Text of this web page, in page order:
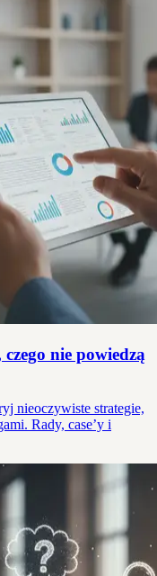
nie powiedzą
nieoczywiste strategie,
Rady, case’y i